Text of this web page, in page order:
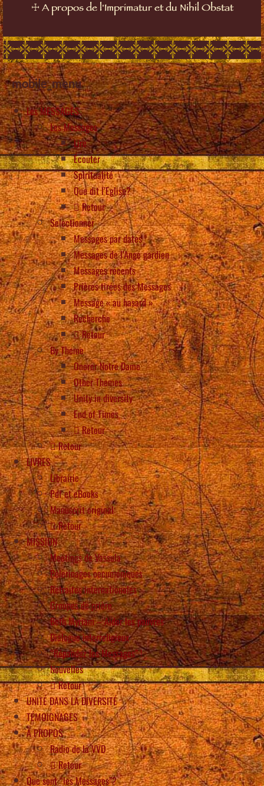
☩ A propos de l'Imprimatur et du Nihil Obstat
mobile_menu
Les MESSAGES
Les Messages
Lire
Écouter
Spiritualité
Que dit l’Eglise?
Retour
Selectionner
Messages par dates
Messages de l’Ange gardien
Messages récents
Prières tirées des Messages
Message « au hasard »
Recherche
Retour
By Theme
Onorer Notre Dame
Other Themes
Unity in diversity
End of Times
Retour
Retour
LIVRES
Librairie
Pdf et eBooks
Manuscrit original
Retour
MISSION
Meetings de Vassula
Pèlerinages oecuméniques
Retraites internationales
Groupes de prière
Beth Myriam – Aider les pauvres
Dialogue interreligieux
“Répandez les Messages” !
Nouvelles
Retour
UNITÉ DANS LA DIVERSITÉ
TÉMOIGNAGES
À PROPOS
Radio de la VVD
Retour
Que sont “les Messages”?